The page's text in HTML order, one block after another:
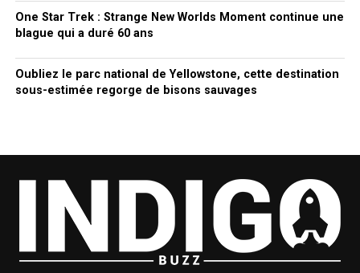
One Star Trek : Strange New Worlds Moment continue une
blague qui a duré 60 ans
Oubliez le parc national de Yellowstone, cette destination
sous-estimée regorge de bisons sauvages